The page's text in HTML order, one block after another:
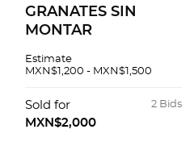
GRANATES SIN
MONTAR
Estimate
MXN$1,200 - MXN$1,500
2 Bids
Sold for
MXN$2,000